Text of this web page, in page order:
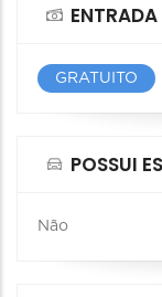
ENTRADA
GRATUITO
POSSUI
Não